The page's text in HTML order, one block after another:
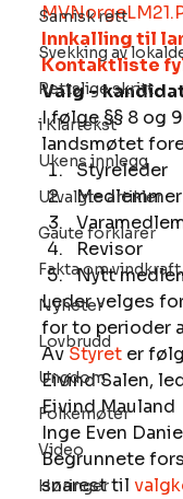
Samisk rett
Svekking av
Rettslige skritt
i Klartekst
Ukens innlegg
Utvalgte artikler
Gaute forklarer
Fakta om vindkraft
Nyheter
Lovbrudd
Ungdom
Folkemøter
Video
Høringer
Innkalling til
Kontaktliste
Valg –
I følge §§ 8 og
landsmøtet
Styreleder
Revisor
Nytt
Leder velges
for to perioder
Av Styret er
Eivind Salen,
Eivind Mauland
Inge Even
Begrunnete
snarest til